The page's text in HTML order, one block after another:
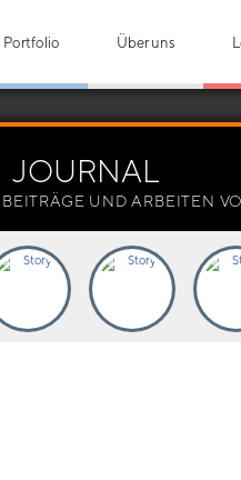
Portfolio Über uns
JOURNAL
UND ARBEITEN